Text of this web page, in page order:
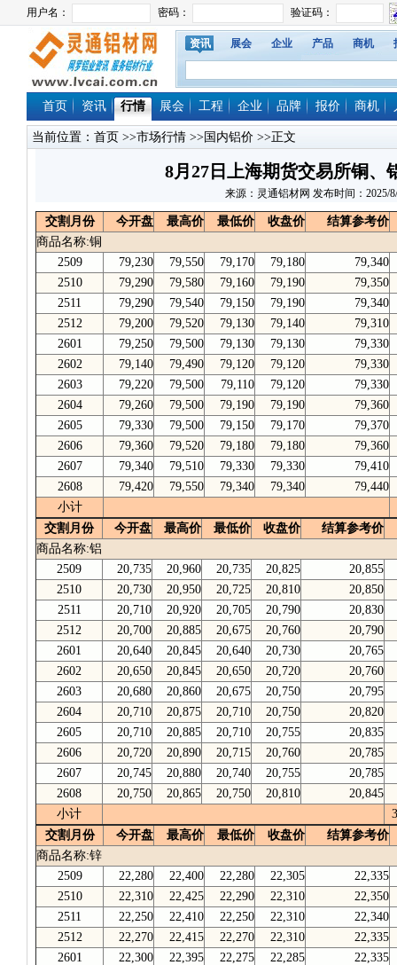
资讯 展会 企业 产品 商机
首页 资讯 行情 展会 工程 企业 品牌 报价 商机
当前位置： 首页 >>市场行情 >>国内铝价 >>正文
8月27日上海期货交易所铜、
来源：灵通铝材网 发布时间：2025/
交割月份 今开盘 最高价 最低价 收盘价
结算参考价
商品名称:铜
2509
79,230 79,550 79,170 79,180
79,340
2510
79,290 79,580 79,160 79,190
79,350
2511
79,290 79,540 79,150 79,190
79,340
2512
79,200 79,520 79,130 79,140
79,310
2601
79,250 79,500 79,130 79,130
79,330
2602
79,140 79,490 79,120 79,120
79,330
2603
79,220 79,500 79,110 79,120
79,330
2604
79,260 79,500 79,190 79,190
79,360
2605
79,330 79,500 79,150 79,170
79,370
2606
79,360 79,520 79,180 79,180
79,360
2607
79,340 79,510 79,330 79,330
79,410
2608
79,420 79,550 79,340 79,340
79,440
小计
交割月份
今开盘 最高价 最低价 收盘价
结算参考价
商品名称:铝
2509
20,735 20,960 20,735 20,825
20,855
2510
20,730 20,950 20,725 20,810
20,850
2511
20,710 20,920 20,705 20,790
20,830
2512
20,700 20,885 20,675 20,760
20,790
2601
20,640 20,845 20,640 20,730
20,765
2602
20,650 20,845 20,650 20,720
20,760
2603
20,680 20,860 20,675 20,750
20,795
2604
20,710 20,875 20,710 20,750
20,820
2605
20,710 20,885 20,710 20,755
20,835
2606
20,720 20,890 20,715 20,760
20,785
2607
20,745 20,880 20,740 20,755
20,785
2608
20,750 20,865 20,750 20,810
20,845
小计
交割月份
今开盘 最高价 最低价 收盘价
结算参考价
商品名称:锌
2509
22,280 22,400 22,280 22,305
22,335
2510
22,310 22,425 22,290 22,310
22,350
2511
22,250 22,410 22,250 22,310
22,340
2512
22,270 22,415 22,270 22,310
22,335
2601
22,300 22,395 22,275 22,285
22,335